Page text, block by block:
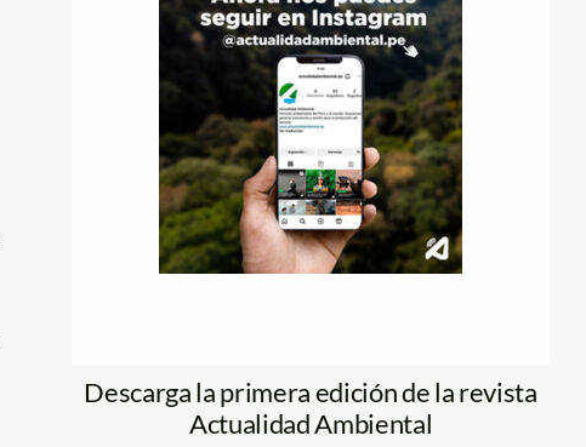
Descarga la primera edición de la revista
Actualidad Ambiental